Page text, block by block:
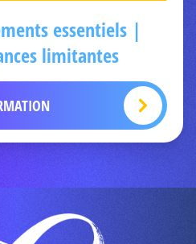
essentiels |
limitantes